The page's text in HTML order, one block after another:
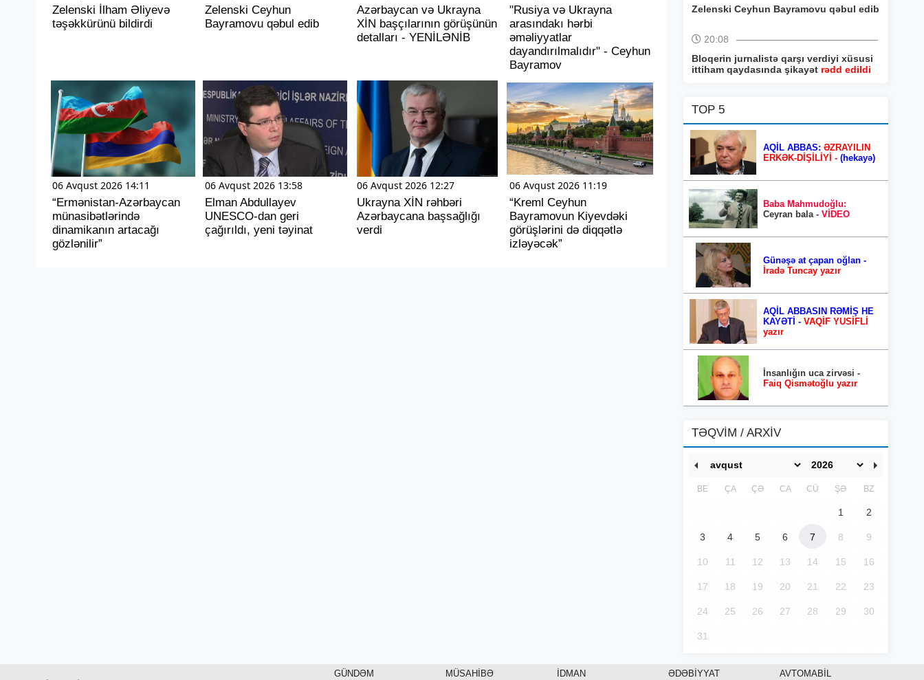
Zelenski İlham Əliyevə
təşəkkürünü bildirdi
Zelenski Ceyhun
Bayramovu qəbul edib
Azərbaycan və Ukrayna
XİN başçılarının görüşünün
detalları - YENİLƏNİB
"Rusiya və Ukrayna
arasındakı hərbi
əməliyyatlar
dayandırılmalıdır" - Ceyhun
Bayramov
06 Avqust 2026 14:11
“Ermənistan-Azərbaycan
münasibətlərində
dinamikanın artacağı
gözlənilir”
06 Avqust 2026 13:58
Elman Abdullayev
UNESCO-dan geri
çağırıldı, yeni təyinat
06 Avqust 2026 12:27
Ukrayna XİN rəhbəri
Azərbaycana başsağlığı
verdi
06 Avqust 2026 11:19
“Kreml Ceyhun
Bayramovun Kiyevdəki
görüşlərini də diqqətlə
izləyəcək”
Zelenski Ceyhun Bayramovu qəbul edib
20:08
Bloqerin jurnalistə qarşı verdiyi xüsusi
ittiham qaydasında şikayət rədd edildi
TOP 5
AQİL ABBAS: ƏZRAYILIN
ERKƏK-DİŞİLİYİ - (hekayə)
Baba Mahmudoğlu:
Ceyran bala - VİDEO
Günəşə at çapan oğlan -
İradə Tuncay yazır
AQİL ABBASIN RƏMİŞ HE
KAYƏTİ - VAQİF YUSİFLİ
yazır
İnsanlığın uca zirvəsi -
Faiq Qismətoğlu yazır
TƏQVİM / ARXİV
BE ÇA ÇƏ CA CÜ ŞƏ BZ
1 2
3 4 5 6 7 8 9
10 11 12 13 14 15 16
17 18 19 20 21 22 23
24 25 26 27 28 29 30
31
GÜNDƏM MÜSAHİBƏ İDMAN ƏDƏBİYYAT AVTOMABİL